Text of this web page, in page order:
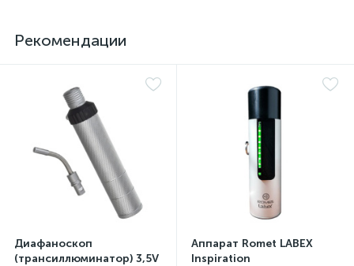
Рекомендации
Диафаноскоп
(трансиллюминатор) 3,5V
Аппарат Romet LABEX
Inspiration